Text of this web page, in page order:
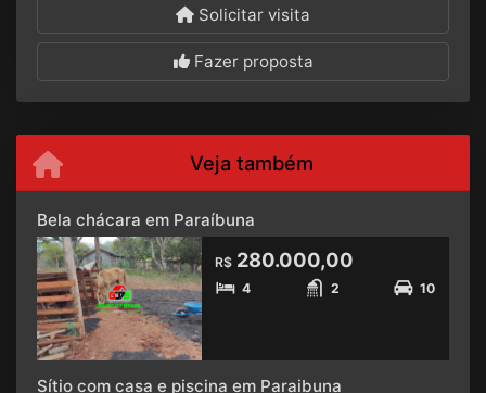
Solicitar visita
Fazer proposta
Veja também
Bela chácara em Paraíbuna
R$ 280.000,00
4 2 10
Sítio com casa e piscina em Paraibuna